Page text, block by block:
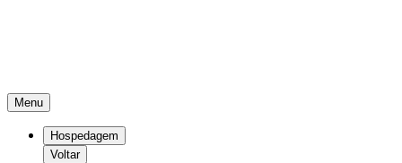
Menu
Hospedagem
Voltar